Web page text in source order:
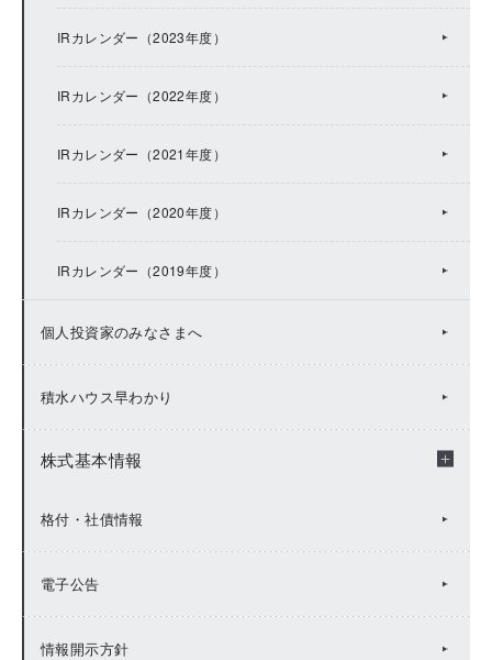
2020年：受注速報
2019年：受注速報
2018年：受注速報
2017年：受注速報
2016年：受注速報
2015年：受注速報
有価証券報告書等
統合報告書（Value Report）
BUSINESS REPORT(年次報告書)
IRカレンダー（2023年度）
IRカレンダー（2022年度）
IRカレンダー（2021年度）
IRカレンダー（2020年度）
IRカレンダー（2019年度）
個人投資家のみなさまへ
積水ハウス早わかり
株式基本情報
株式基本情報
株主総会
格付・社債情報
電子公告
情報開示方針